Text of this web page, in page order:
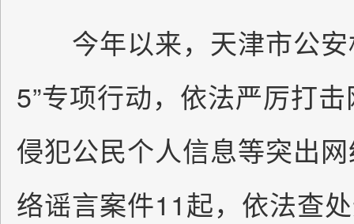
今年以来，天津市公安
5”专项行动，依法严厉打
侵犯公民个人信息等突出
络谣言案件11起，依法查